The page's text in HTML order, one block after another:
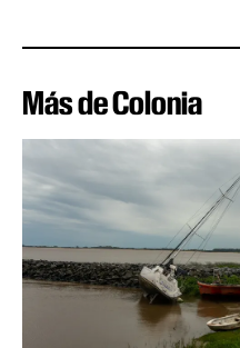
Más de Colonia